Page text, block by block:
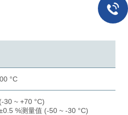
°C
30 ~ +70 °C)
%测量值 (-50 ~ -30 °C)